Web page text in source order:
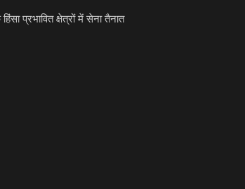
प्रभावित क्षेत्रों में सेना तैनात